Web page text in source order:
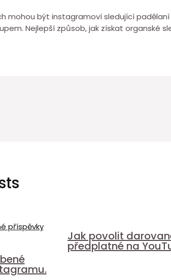
mohou být instagramoví sledující
Nejlepší způsob, jak získat organské
Jak povolit
předplatné na